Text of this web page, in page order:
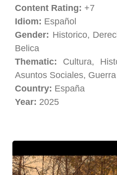
Content Rating: +7
Idiom: Español
Gender: Historico,
Belica
Thematic: Cultura,
Asuntos Sociales, Guerra
Country: España
Year: 2025